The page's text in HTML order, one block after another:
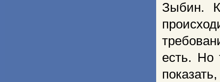
Зыбин.
есть. Но